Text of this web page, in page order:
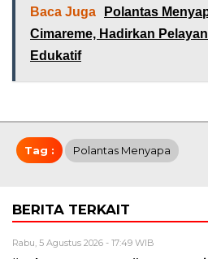
Baca Juga
Polantas
Cimareme, Hadirkan
Edukatif
Tag : Polantas Menyapa
BERITA TERKAIT
Rabu, 5 Agustus 2026 - 17:49 WIB